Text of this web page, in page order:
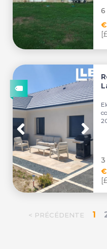
< PRÉCÉDENTE 1